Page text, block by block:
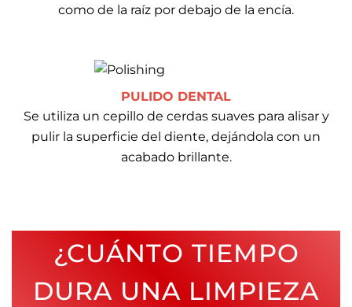
como de la raíz por debajo de la encía.
PULIDO DENTAL
Se utiliza un cepillo de cerdas suaves para alisar y
pulir la superficie del diente, dejándola con un
acabado brillante.
¿CUÁNTO TIEMPO
DURA UNA LIMPIEZA